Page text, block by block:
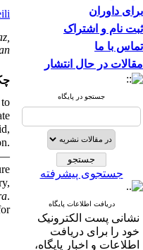
برای داوران
ثبت نام و اشتراک
تماس با ما
مقالات در حال انتشار
جستجو در پایگاه
جستجوی پیشرفته
دریافت اطلاعات پایگاه
نشانی پست الکترونیک
خود را برای دریافت
اطلاعات و اخبار پایگاه،
.